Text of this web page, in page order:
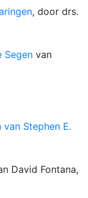
, door drs.
Segen van
Stephen E.
David Fontana,